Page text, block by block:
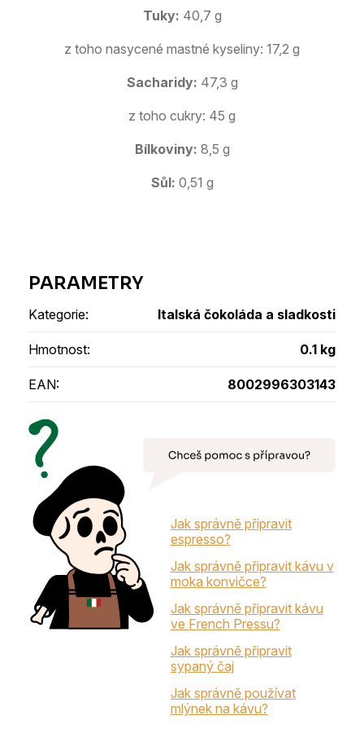
Tuky: 40,7 g
z toho nasycené mastné kyseliny: 17,2 g
Sacharidy: 47,3 g
z toho cukry: 45 g
Bílkoviny: 8,5 g
Sůl: 0,51 g
Kategorie: Italská čokoláda a sladkosti
Hmotnost: 0.1 kg
EAN: 8002996303143
Jak správně připravit
espresso?
Jak správně připravit kávu v
moka konvičce?
Jak správně připravit kávu
ve French Pressu?
Jak správně připravit
sypaný čaj
Jak správně používat
mlýnek na kávu?